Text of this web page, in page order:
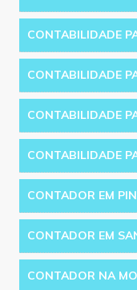
CONTABILIDADE
CONTABILIDADE
CONTABILIDADE
CONTABILIDADE
CONTADOR EM
CONTADOR EM
CONTADOR NA